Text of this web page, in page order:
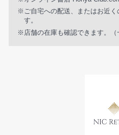
※ご自宅への配送、またはお近く
す。
※店舗の在庫も確認できます。（